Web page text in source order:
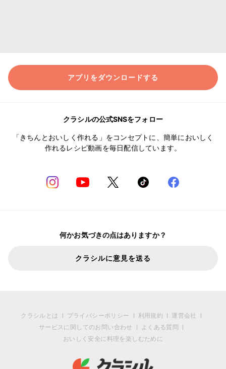
アプリをダウンロードする
クラシルの公式SNSをフォロー
「きちんとおいしく作れる」をコンセプトに、簡単においしく
作れるレシピ動画を毎日配信しています。
何かお気づきの点はありますか？
クラシルに意見を送る
クラシルとは プライバシーポリシー 利用規約
運営会社
サービスに関してのお問い合わせ
よくある質問
おいしく安全に料理を楽しむために